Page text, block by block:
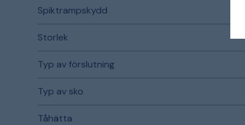
Spiktrampskydd
Storlek
Typ av förslutning
Typ av sko
Tåhätta